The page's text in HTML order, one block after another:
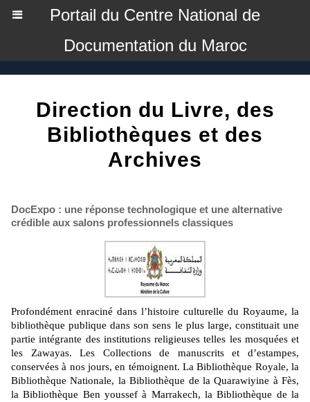
Portail du Centre National de
Documentation du Maroc
Direction du Livre, des
Bibliothèques et des
Archives
DocExpo : une réponse technologique et une alternative
crédible aux salons professionnels classiques
Profondément enraciné dans l’histoire culturelle du Royaume, la
bibliothèque publique dans son sens le plus large, constituait une
partie intégrante des institutions religieuses telles les mosquées et
les Zawayas. Les Collections de manuscrits et d’estampes,
conservées à nos jours, en témoignent. La Bibliothèque Royale, la
Bibliothèque Nationale, la Bibliothèque de la Quarawiyine à Fès,
la Bibliothèque Ben youssef à Marrakech, la Bibliothèque de la